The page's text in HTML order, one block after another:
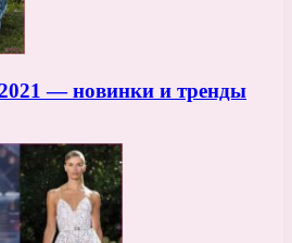
— новинки и тренды